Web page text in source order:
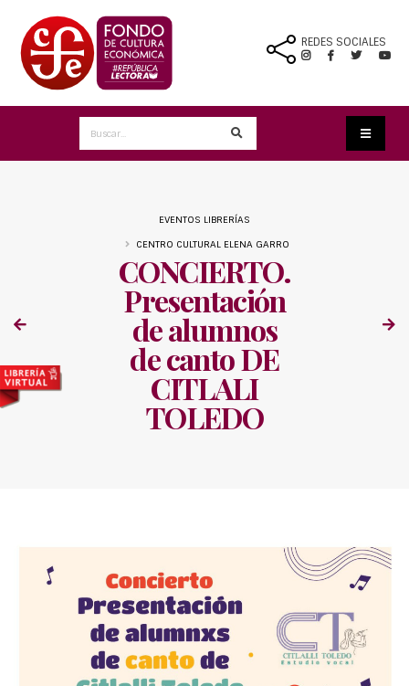
REDES SOCIALES
CONCIERTO.
Presentación
de alumnos
de canto DE
CITLALI
TOLEDO
EVENTOS LIBRERÍAS
CENTRO CULTURAL ELENA GARRO